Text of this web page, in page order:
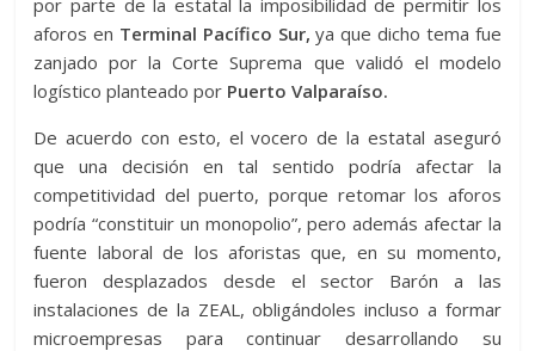
por parte de la estatal la imposibilidad de permitir los
aforos en Terminal Pacífico Sur, ya que dicho tema fue
zanjado por la Corte Suprema que validó el modelo
logístico planteado por Puerto Valparaíso.
De acuerdo con esto, el vocero de la estatal aseguró
que una decisión en tal sentido podría afectar la
competitividad del puerto, porque retomar los aforos
podría “constituir un monopolio”, pero además afectar la
fuente laboral de los aforistas que, en su momento,
fueron desplazados desde el sector Barón a las
instalaciones de la ZEAL, obligándoles incluso a formar
microempresas para continuar desarrollando su